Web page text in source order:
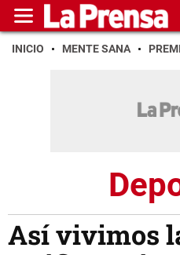
INICIO MENTE SANA
Así vivimos